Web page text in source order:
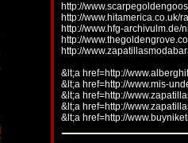
http://
http://www.hitamerica.co.uk/
http://www.hfg-archivulm.de/
http://
http://
&lt;a href=http://
&lt;a href=http://www.mis-
&lt;a href=http://
&lt;a href=http://
&lt;a href=http://